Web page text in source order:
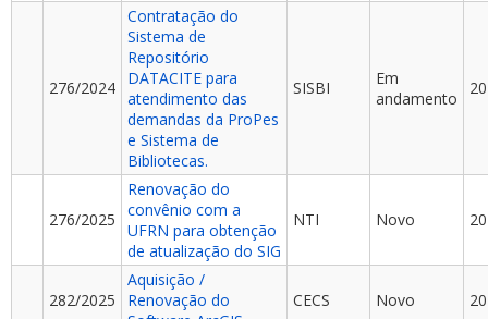
276/2024
Contratação do
Sistema de
Repositório
DATACITE para
atendimento das
demandas da ProPes
e Sistema de
Bibliotecas.
SISBI
Em
andamento
276/2025
Renovação do
convênio com a
UFRN para obtenção
de atualização do SIG
NTI Novo
282/2025
Aquisição /
Renovação do
CECS Novo